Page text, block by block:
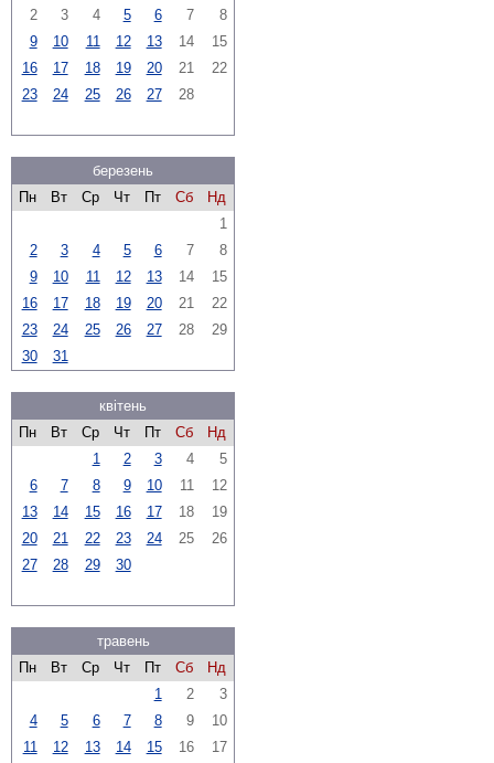
2
3 4 5 6 7
8
9
10 11 12 13 14
15
16
17 18 19 20 21
22
23
24 25 26 27 28
березень
Пн
Вт Ср Чт Пт Сб
Нд
1
2
3 4 5 6 7
8
9
10 11 12 13 14
15
16
17 18 19 20 21
22
23
24 25 26 27 28
29
30
31
квітень
Пн
Вт Ср Чт Пт Сб
Нд
1
2 3 4
5
6
7 8 9 10 11
12
13
14 15 16 17 18
19
20
21 22 23 24 25
26
27
28 29 30
травень
Пн
Вт Ср Чт Пт Сб
Нд
1
2
3
4
5 6 7 8 9
10
11
12 13 14 15 16
17